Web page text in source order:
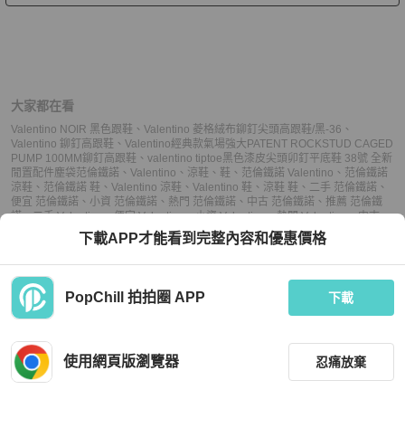
大家都在看
Valentino NOIR 黑色跟鞋 、 Valentino 菱格絨布鉚釘尖頭高跟鞋/黑-36 、
Valentino 鉚釘高跟鞋 、 Valentino經典款氣場強大PATENT ROCKSTUD CAGED
PUMP 100MM鉚釘高跟鞋 、 valentino tiptoe黑色漆皮尖頭卯釘平底鞋 38號 全新
閒置配件塵袋范倫鐵諾 、 Valentino 、 涼鞋 、 鞋 、 范倫鐵諾 Valentino 、 范倫鐵諾
涼鞋 、 范倫鐵諾 鞋 、 Valentino 涼鞋 、 Valentino 鞋 、 涼鞋 鞋 、 二手 范倫鐵諾 、
便宜 范倫鐵諾 、 小資 范倫鐵諾 、 熱門 范倫鐵諾 、 中古 范倫鐵諾 、 推薦 范倫鐵
諾、二手 Valentino、便宜 Valentino、小資 Valentino、熱門 Valentino、中古
推薦 Valentino 、 二手 涼鞋、便宜 涼鞋、小資 涼鞋、熱門 涼鞋
推薦 涼鞋、二手 鞋 、便宜 鞋、小資 鞋、熱門 鞋、中古 鞋
下載APP才能看到完整內容和優惠價格
PopChill 拍拍圈 APP 下載
使用網頁版瀏覽器 忍痛放棄